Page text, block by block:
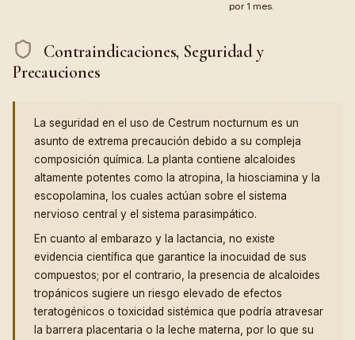
por 1 mes.
Contraindicaciones, Seguridad y
Precauciones
La seguridad en el uso de Cestrum nocturnum es un
asunto de extrema precaución debido a su compleja
composición química. La planta contiene alcaloides
altamente potentes como la atropina, la hiosciamina y la
escopolamina, los cuales actúan sobre el sistema
nervioso central y el sistema parasimpático.
En cuanto al embarazo y la lactancia, no existe
evidencia científica que garantice la inocuidad de sus
compuestos; por el contrario, la presencia de alcaloides
tropánicos sugiere un riesgo elevado de efectos
teratogénicos o toxicidad sistémica que podría atravesar
la barrera placentaria o la leche materna, por lo que su